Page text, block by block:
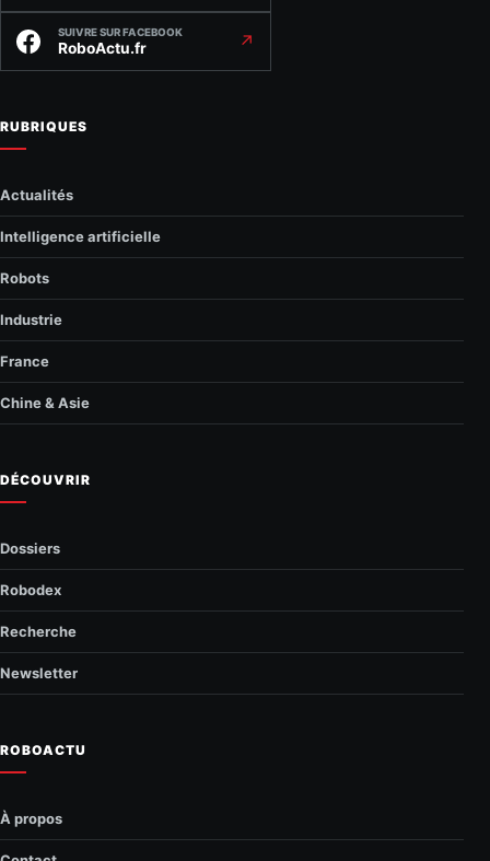
SUIVRE SUR FACEBOOK
RoboActu.fr ↗
RUBRIQUES
Actualités
Intelligence artificielle
Robots
Industrie
France
Chine & Asie
DÉCOUVRIR
Dossiers
Robodex
Recherche
Newsletter
ROBOACTU
À propos